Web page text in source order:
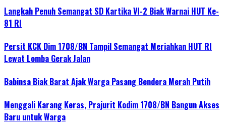
Langkah Penuh Semangat SD Kartika VI-2 Biak Warnai HUT Ke-
81 RI
Persit KCK Dim 1708/BN Tampil Semangat Meriahkan HUT RI
Lewat Lomba Gerak Jalan
Babinsa Biak Barat Ajak Warga Pasang Bendera Merah Putih
Menggali Karang Keras, Prajurit Kodim 1708/BN Bangun Akses
Baru untuk Warga